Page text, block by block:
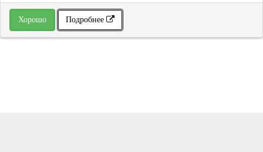
» В избранное
Хорошо Подробнее